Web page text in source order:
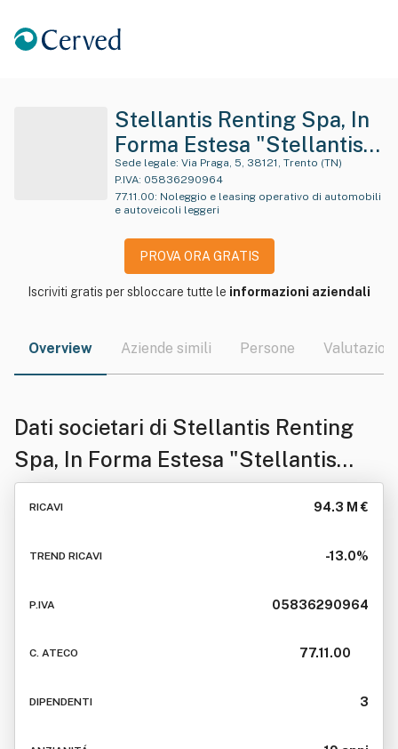
Stellantis Renting Spa, In
Forma Estesa "Stellantis
Renting Italia Spa", O In
Forma Abbreviata "Psa
Renting Italia Spa"
Sede legale: Via Praga, 5, 38121, Trento (TN)
P.IVA: 05836290964
77.11.00: Noleggio e leasing operativo di automobili
e autoveicoli leggeri
PROVA ORA GRATIS
Iscriviti gratis per sbloccare tutte le informazioni aziendali
Overview Aziende simili Persone Valutazioni
Dati societari di Stellantis Renting
Spa, In Forma Estesa "Stellantis
Renting Italia Spa", O In Forma
RICAVI 94.3 M €
TREND RICAVI -13.0%
P.IVA 05836290964
C. ATECO 77.11.00
DIPENDENTI 3